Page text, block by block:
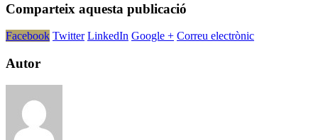
Comparteix aquesta publicació
Facebook Twitter LinkedIn Google + Correu electrònic
Autor